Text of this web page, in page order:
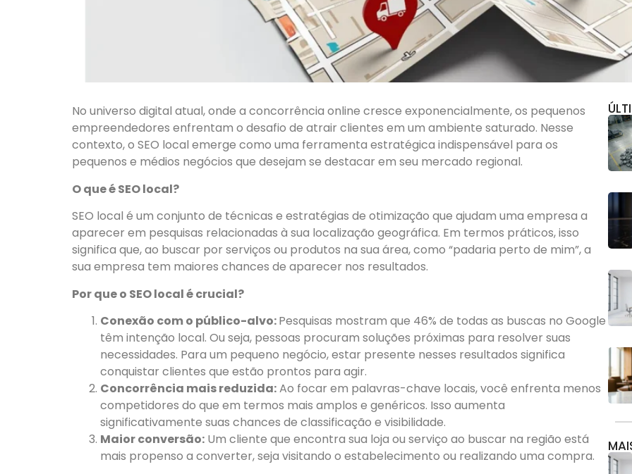
No universo digital atual, onde a concorrência online cresce exponencialmente, os pequenos
empreendedores enfrentam o desafio de atrair clientes em um ambiente saturado. Nesse
contexto, o SEO local emerge como uma ferramenta estratégica indispensável para os
pequenos e médios negócios que desejam se destacar em seu mercado regional.
O que é SEO local?
SEO local é um conjunto de técnicas e estratégias de otimização que ajudam uma empresa a
aparecer em pesquisas relacionadas à sua localização geográfica. Em termos práticos, isso
significa que, ao buscar por serviços ou produtos na sua área, como “padaria perto de mim”, a
sua empresa tem maiores chances de aparecer nos resultados.
Por que o SEO local é crucial?
Conexão com o público-alvo:Pesquisas mostram que 46% de todas as buscas no Google
têm intenção local. Ou seja, pessoas procuram soluções próximas para resolver suas
necessidades. Para um pequeno negócio, estar presente nesses resultados significa
conquistar clientes que estão prontos para agir.
Concorrência mais reduzida:Ao focar em palavras-chave locais, você enfrenta menos
competidores do que em termos mais amplos e genéricos. Isso aumenta
significativamente suas chances de classificação e visibilidade.
Maior conversão: Um cliente que encontra sua loja ou serviço ao buscar na região está
mais propenso a converter, seja visitando o estabelecimento ou realizando uma compra.